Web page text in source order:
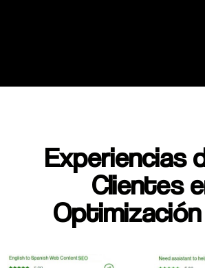
Experiencias
Clientes
Optimización